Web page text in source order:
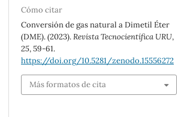
Cómo citar
Conversión de gas natural a Dimetil Éter
(DME). (2023).Revista Tecnocientífica URU,
25, 59-61.
https://doi.org/10.5281/zenodo.15556272
Más formatos de cita